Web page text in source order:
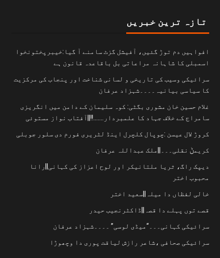
تازہ ترین خبریں
افواہیں دم توڑ گئیں، آفیشل گزٹ سامنے آ گیا:خیبرپختونخوا
اسمبلی کا شاہانہ مراعاتی بل باقاعدہ قانون ہے
سرائیکی وسیب کی تاریخی و لسانی شناخت اور پنجاب کی مرکزیت
کا سیاسی بیانیہ۔۔۔۔شہزاد عرفان
غلام حسین خان مشوری بگٹی: کوہ سلیمان کے دامن میں انگریزی
سامراج کے خلاف جہاد کا علمبردار…….!!||آفتاب نواز مستوئی
کروڑ لال عیسن :چوپال کلچرل اینڈ لٹریری فورم دی سلور جوبلی
کریمݨ نقلی۔۔۔||ملک عبداللہ عرفان
دیپک راگ، ثریا ملتانیکر اور لوح اعزاز کی کہانی||رانا
محبوب اختر
خالی لفظاں دا میلہ||سعید اختر
قصے توں پہلے دا قصہ||ڈاکٹرنجیب حیدر
سرائیکی کہانی۔۔۔“میڈی لوسی” ۔۔۔۔شہزاد عرفان
سرائیکی صحافی ،شاعر رازش لیاقت پوری دا وچھوڑا